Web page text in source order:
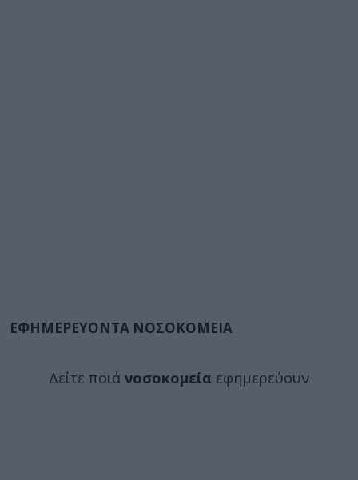
ΕΦΗΜΕΡΕΥΟΝΤΑ ΝΟΣΟΚΟΜΕΙΑ
Δείτε ποιά νοσοκομεία εφημερεύουν